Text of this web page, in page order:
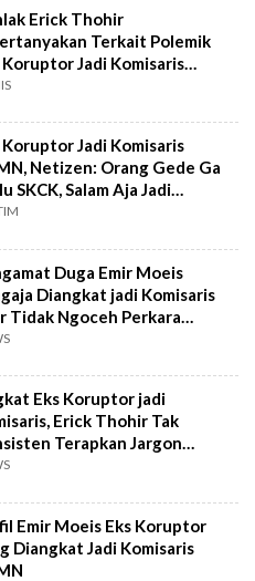
Erick Thohir
Terkait Polemik
Koruptor Jadi Komisaris
Koruptor Jadi Komisaris
Netizen: Orang Gede Ga
SKCK, Salam Aja Jadi
Duga Emir Moeis
Diangkat jadi Komisaris
Tidak Ngoceh Perkara
Eks Koruptor jadi
Erick Thohir Tak
Terapkan Jargon
BUMN
Emir Moeis Eks Koruptor
Diangkat Jadi Komisaris